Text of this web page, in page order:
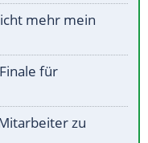
mehr mein
für
zu